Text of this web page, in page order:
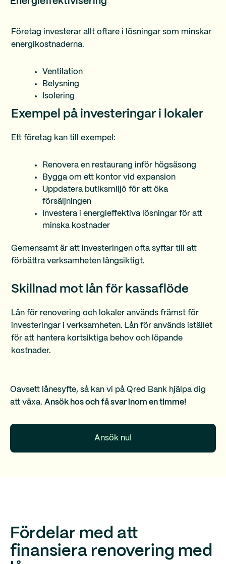
Företag investerar allt oftare i lösningar som minskar
energikostnaderna.
Ventilation
Belysning
Isolering
Exempel på investeringar i lokaler
Ett företag kan till exempel:
Renovera en restaurang inför högsäsong
Bygga om ett kontor vid expansion
Uppdatera butiksmiljö för att öka
försäljningen
Investera i energieffektiva lösningar för att
minska kostnader
Gemensamt är att investeringen ofta syftar till att
förbättra verksamheten långsiktigt.
Skillnad mot lån för kassaflöde
Lån för renovering och lokaler används främst för
investeringar i verksamheten. Lån för används istället
för att hantera kortsiktiga behov och löpande
kostnader.
Oavsett lånesyfte, så kan vi på Qred Bank hjälpa dig
att växa. Ansök hos och få svar inom en timme!
Ansök nu!
Fördelar med att
finansiera renovering med